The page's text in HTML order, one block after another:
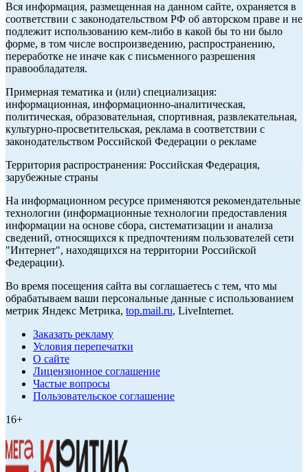
Вся информация, размещенная на данном сайте, охраняется в
соответствии с законодательством РФ об авторском праве и не
подлежит использованию кем-либо в какой бы то ни было
форме, в том числе воспроизведению, распространению,
переработке не иначе как с письменного разрешения
правообладателя.
Примерная тематика и (или) специализация:
информационная, информационно-аналитическая,
политическая, образовательная, спортивная, развлекательная,
культурно-просветительская, реклама в соответствии с
законодательством Российской Федерации о рекламе
Территория распространения: Российская Федерация,
зарубежные страны
На информационном ресурсе применяются рекомендательные
технологии (информационные технологии предоставления
информации на основе сбора, систематизации и анализа
сведений, относящихся к предпочтениям пользователей сети
"Интернет", находящихся на территории Российской
Федерации).
Во время посещения сайта вы соглашаетесь с тем, что мы
обрабатываем ваши персональные данные с использованием
метрик Яндекс Метрика, top.mail.ru, LiveInternet.
Заказать рекламу
Условия перепечатки
О сайте
Лицензионное соглашение
Частые вопросы
Пользовательское соглашение
16+